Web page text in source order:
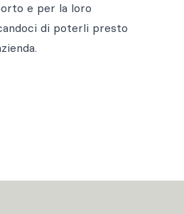
e per la loro
di poterli presto